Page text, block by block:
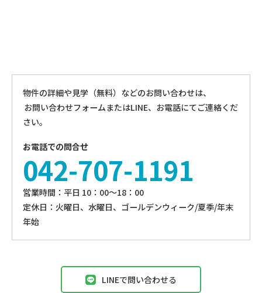
物件の詳細や見学（無料）などのお問い合わせは、
お問い合わせフォームまたはLINE、お電話にてご連絡くだ
さい。
お電話での問合せ
042-707-1191
営業時間：平⽇ 10：00〜18：00
定休⽇：火曜日、⽔曜⽇、ゴールデンウィーク/夏季/年末
年始
LINEで問い合わせる